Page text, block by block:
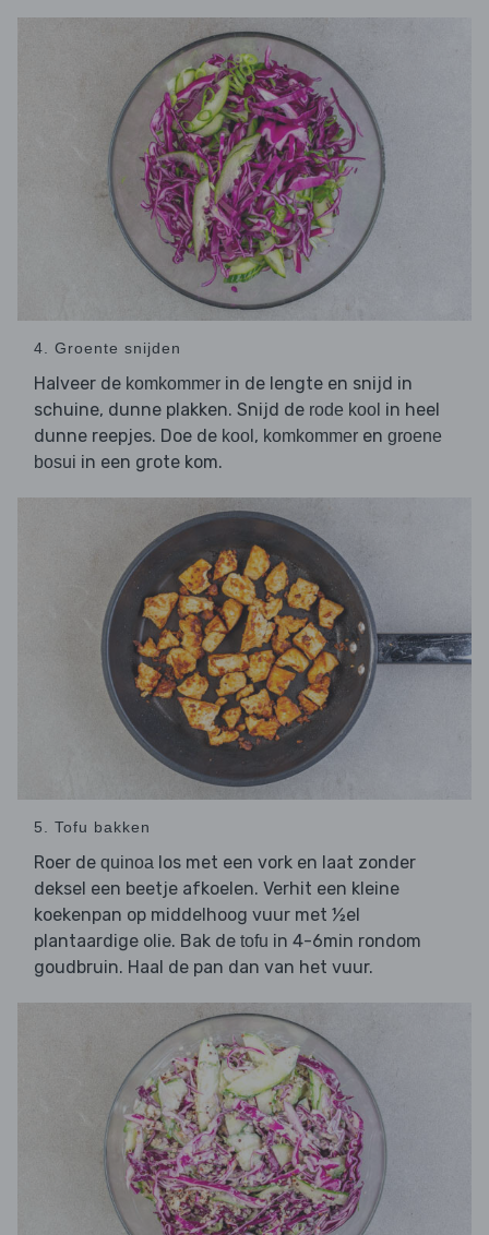
4. Groente snijden
Halveer de komkommer in de lengte en snijd in
schuine, dunne plakken. Snijd de rode kool in heel
dunne reepjes. Doe de kool , komkommer en groene
bosui in een grote kom.
5. Tofu bakken
Roer de quinoa los met een vork en laat zonder
deksel een beetje afkoelen. Verhit een kleine
koekenpan op middelhoog vuur met ½el
plantaardige olie. Bak de tofu in 4-6min rondom
goudbruin. Haal de pan dan van het vuur.